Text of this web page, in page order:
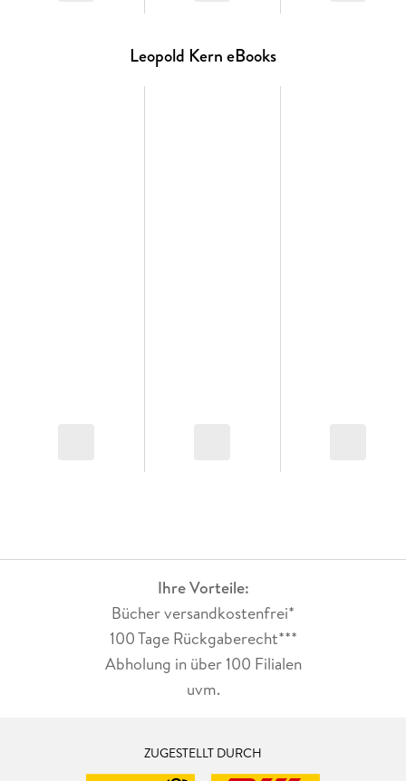
Leopold Kern eBooks
Ihre Vorteile:
Bücher versandkostenfrei*
100 Tage Rückgaberecht***
Abholung in über 100 Filialen
uvm.
ZUGESTELLT DURCH